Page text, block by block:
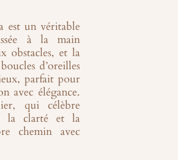
est un véritable
à la main
obstacles, et la
boucles d’oreilles
parfait pour
avec élégance.
qui célèbre
la clarté et la
chemin avec